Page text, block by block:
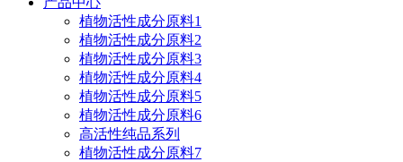
植物活性成分原料1
植物活性成分原料2
植物活性成分原料3
植物活性成分原料4
植物活性成分原料5
植物活性成分原料6
高活性纯品系列
植物活性成分原料7